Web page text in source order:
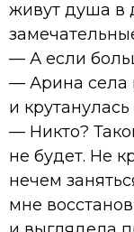
живут душа в
— А если
— Арина села
и
— Никто?
не будет. Не
нечем
мне